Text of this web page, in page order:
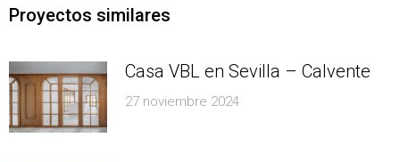
Proyectos similares
Casa VBL en Sevilla – Calvente
27 noviembre 2024